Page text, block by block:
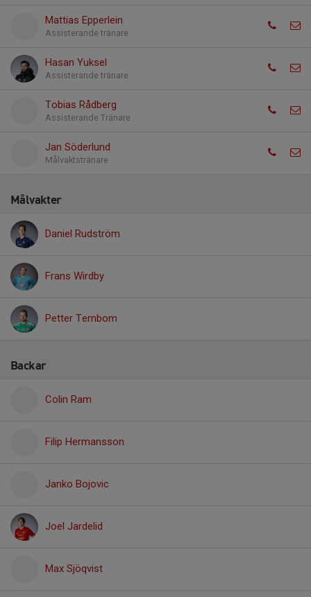
Mattias Epperlein
Assisterande tränare
Hasan Yuksel
Assisterande tränare
Tobias Rådberg
Assisterande Tränare
Jan Söderlund
Målvaktstränare
Målvakter
Daniel Rudström
Frans Wirdby
Petter Ternbom
Backar
Colin Ram
Filip Hermansson
Janko Bojovic
Joel Jardelid
Max Sjöqvist